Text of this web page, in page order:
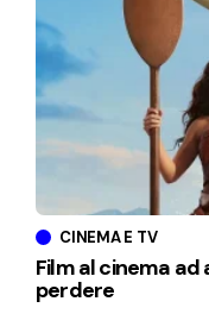
CINEMA E TV
Film al cinema
perdere